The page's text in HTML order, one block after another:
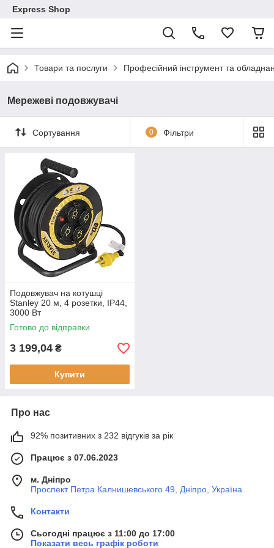
Express Shop
Товари та послуги Професійний інструмент та
Мережеві подовжувачі
Сортування 0 Фільтри
Подовжувач на котушці
Stanley 20 м, 4 розетки, IP44,
3000 Вт
Готово до відправки
3 199,04 ₴
Купити
Про нас
92% позитивних з 232 відгуків за рік
Працює з 07.06.2023
м. Дніпро
Проспект Петра Калнишевського 49, Дніпро, Україна
Контакти
Сьогодні працює з 11:00 до 17:00
Показати весь графік роботи